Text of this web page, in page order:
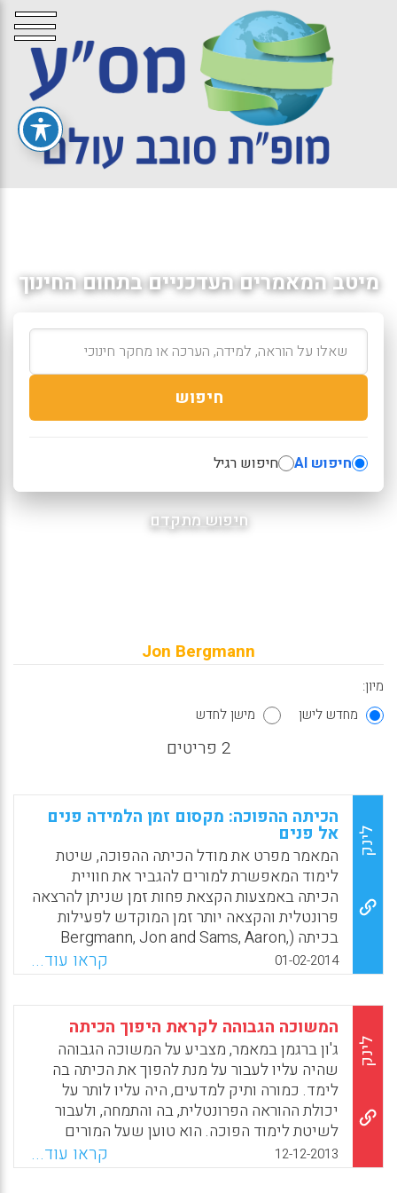
מיטב המאמרים העדכניים בתחום החינוך
חיפוש
חיפוש AI חיפוש רגיל
חיפוש מתקדם
Jon Bergmann
מיון:
מחדש לישן
מישן לחדש
2 פריטים
לינק
הכיתה ההפוכה: מקסום זמן הלמידה פנים
אל פנים
המאמר מפרט את מודל הכיתה ההפוכה, שיטת
לימוד המאפשרת למורים להגביר את חוויית
הכיתה באמצעות הקצאת פחות זמן שניתן להרצאה
פרונטלית והקצאה יותר זמן המוקדש לפעילות
בכיתה (Bergmann, Jon and Sams, Aaron,
2014).
WhatsApp
Facebook
Email
X
01-02-2014 קראו עוד...
לינק
המשוכה הגבוהה לקראת היפוך הכיתה
ג'ון ברגמן במאמר, מצביע על המשוכה הגבוהה
שהיה עליו לעבור על מנת להפוך את הכיתה בה
לימד. כמורה ותיק למדעים, היה עליו לותר על
יכולת ההוראה הפרונטלית, בה והתמחה, ולעבור
לשיטת לימוד הפוכה. הוא טוען שעל המורים
להתרחק מהוראה ישירה לקבוצה כולה, ובמקום
זאת לנצל את הזמן בכיתה לפעילויות
12-12-2013 קראו עוד...